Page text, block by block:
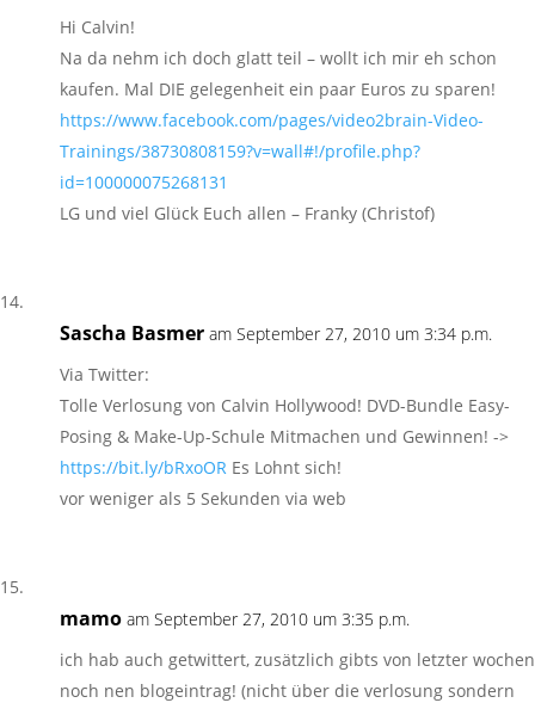
Hi Calvin!
Na da nehm ich doch glatt teil – wollt ich mir eh schon
kaufen. Mal DIE gelegenheit ein paar Euros zu sparen!
https://www.facebook.com/pages/video2brain-Video-
Trainings/38730808159?v=wall#!/profile.php?
id=100000075268131
LG und viel Glück Euch allen – Franky (Christof)
Sascha Basmer am September 27, 2010 um 3:34 p.m.
Via Twitter:
Tolle Verlosung von Calvin Hollywood! DVD-Bundle Easy-
Posing & Make-Up-Schule Mitmachen und Gewinnen! ->
https://bit.ly/bRxoOR Es Lohnt sich!
vor weniger als 5 Sekunden via web
mamo am September 27, 2010 um 3:35 p.m.
ich hab auch getwittert, zusätzlich gibts von letzter wochen
noch nen blogeintrag! (nicht über die verlosung sondern